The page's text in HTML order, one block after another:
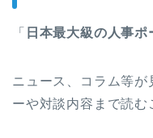
「 日本最大級の人事
ニュース、コラム等が
ーや対談内容まで読む